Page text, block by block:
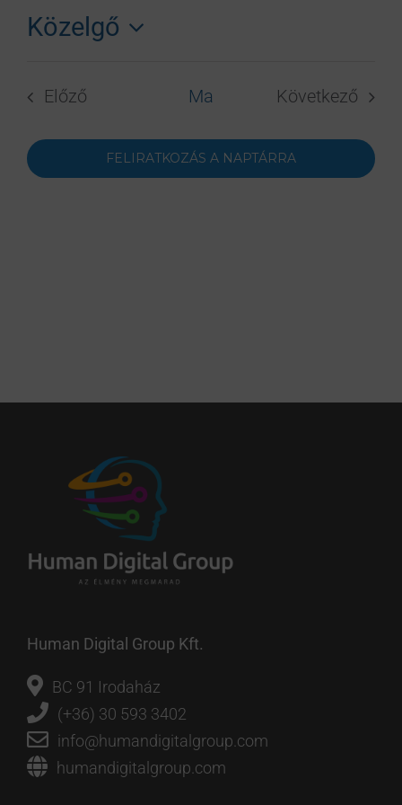
Közelgő
kiválasztása.
Előző
Ma
Következő
FELIRATKOZÁS A NAPTÁRRA
Human Digital Group Kft.
BC 91 Irodaház
(+36) 30 593 3402
info@humandigitalgroup.com
humandigitalgroup.com